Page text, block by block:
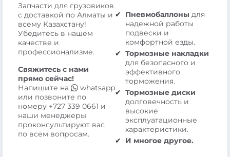
Запчасти для грузовиков
с доставкой по Алматы и
всему Казахстану!
Убедитесь в нашем
качестве и
профессионализме.
Свяжитесь с нами
прямо сейчас!
Напишите на
whatsapp
или позвоните по
номеру +727 339 0661 и
наши менеджеры
проконсультируют вас
по всем вопросам.
Пневмобаллоны для
надежной работы
подвески и
комфортной езды.
Тормозные накладки
для безопасного и
эффективного
торможения.
Тормозные диски
долговечность и
высокие
эксплуатационные
характеристики.
И многое другое.